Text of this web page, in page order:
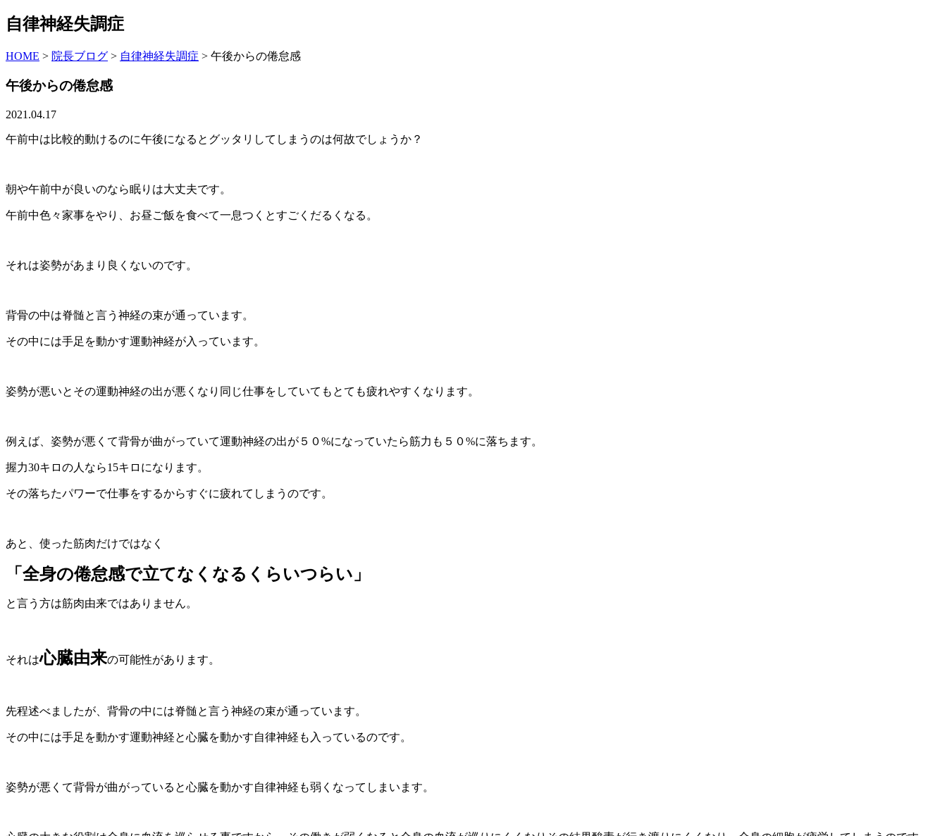
自律神経失調症
HOME > 院長ブログ > 自律神経失調症 > 午後からの倦怠感
午後からの倦怠感
2021.04.17
午前中は比較的動けるのに午後になるとグッタリしてしまうのは何故でしょうか？
朝や午前中が良いのなら眠りは大丈夫です。
午前中色々家事をやり、お昼ご飯を食べて一息つくとすごくだるくなる。
それは姿勢があまり良くないのです。
背骨の中は脊髄と言う神経の束が通っています。
その中には手足を動かす運動神経が入っています。
姿勢が悪いとその運動神経の出が悪くなり同じ仕事をしていてもとても疲れやすくなります。
例えば、姿勢が悪くて背骨が曲がっていて運動神経の出が５０%になっていたら筋力も５０%に落ちます。
握力30キロの人なら15キロになります。
その落ちたパワーで仕事をするからすぐに疲れてしまうのです。
あと、使った筋肉だけではなく
「全身の倦怠感で立てなくなるくらいつらい」
と言う方は筋肉由来ではありません。
それは心臓由来の可能性があります。
先程述べましたが、背骨の中には脊髄と言う神経の束が通っています。
その中には手足を動かす運動神経と心臓を動かす自律神経も入っているのです。
姿勢が悪くて背骨が曲がっていると心臓を動かす自律神経も弱くなってしまいます。